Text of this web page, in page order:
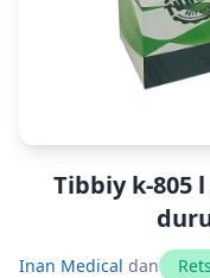
Tibbiy k-805
Inan Medical dan